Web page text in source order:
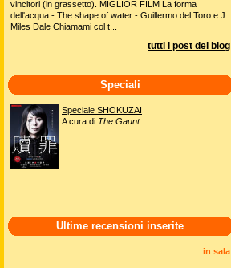
vincitori (in grassetto). MIGLIOR FILM La forma
dell'acqua - The shape of water - Guillermo del Toro e J.
Miles Dale Chiamami col t...
tutti i post del blog
Speciali
Speciale SHOKUZAI
A cura di The Gaunt
Ultime recensioni inserite
in sala